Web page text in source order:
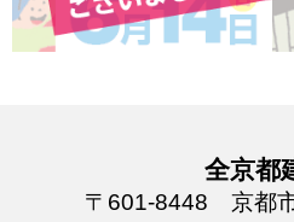
全京都
〒601-8448 京都